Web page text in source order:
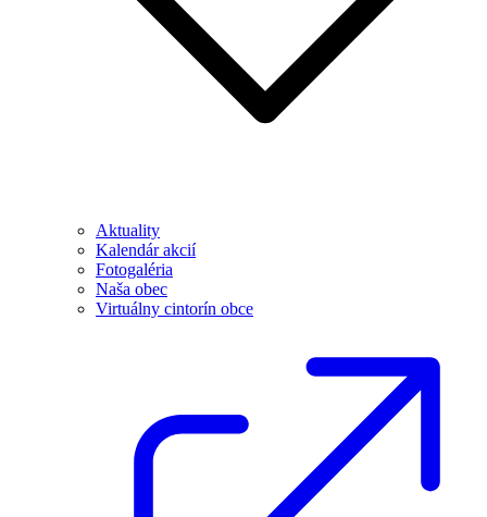
Aktuality
Kalendár akcií
Fotogaléria
Naša obec
Virtuálny cintorín obce